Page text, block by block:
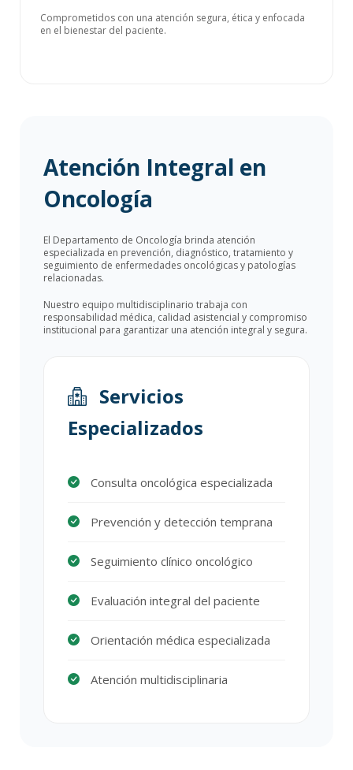
Comprometidos con una atención segura, ética y enfocada
en el bienestar del paciente.
Atención Integral en
Oncología
El Departamento de Oncología brinda atención
especializada en prevención, diagnóstico, tratamiento y
seguimiento de enfermedades oncológicas y patologías
relacionadas.
Nuestro equipo multidisciplinario trabaja con
responsabilidad médica, calidad asistencial y compromiso
institucional para garantizar una atención integral y segura.
Servicios
Especializados
Consulta oncológica especializada
Prevención y detección temprana
Seguimiento clínico oncológico
Evaluación integral del paciente
Orientación médica especializada
Atención multidisciplinaria